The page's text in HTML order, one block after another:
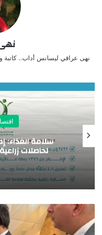
نهى عراقي ليسانس أداب.. كاتبة
إصدار 2492 إذن تصدير